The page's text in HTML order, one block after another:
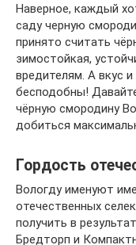
Наверное, каждый
саду черную
принято считать
зимостойкая,
вредителям. А вкус
бесподобны!
чёрную смородину
добиться
Гордость
Вологду именуют
отечественных
получить в
Бредторп и